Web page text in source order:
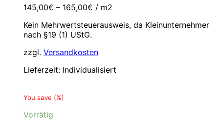
145,00€ – 165,00€ / m2
Kein Mehrwertsteuerausweis, da Kleinunternehmer
nach §19 (1) UStG.
zzgl. Versandkosten
Lieferzeit: Individualisiert
You save (%)
Vorrätig